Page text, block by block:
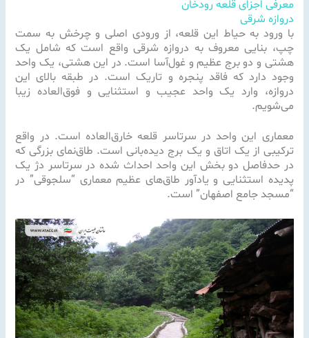
معرفی اجزای قلعه رودخان
دروازه شرقی
با ورود به حیاط این قلعه، از ورودى اصلى و چرخش به سمت
چپ، بنایى معروف به دروازه شرقى واقع است که شامل یک
هشتى و دو برج عظیم و غول‌آسا است. در این هشتى، یک واحد
وجود دارد که فاقد پنجره و تاریک است. در طبقه بالاى این
دروازه، وارد یک واحد عجیب و استثنایى و فوق‌العاده زیبا
مى‌شویم.
معمارى این واحد در سرتاسر قلعه خارق‌العاده است. در واقع
ترکیبى از یک اتاق و یک برج دیده‌بانى است. طاق‌نماى بزرگى که
در حدفاصل دو بخش این واحد احداث شده در سرتاسر دژ یک
پدیده استثنایى و یادآور طاق‌هاى عظیم معمارى “سلجوقى” در
“مسجد جامع اصفهان” است.